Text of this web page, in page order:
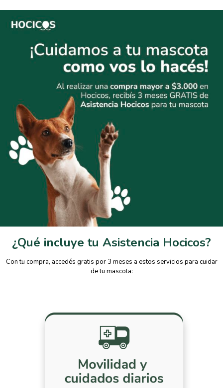
¿Qué incluye tu Asistencia Hocicos?
Con tu compra, accedés gratis por 3 meses a estos servicios para cuidar
de tu mascota: